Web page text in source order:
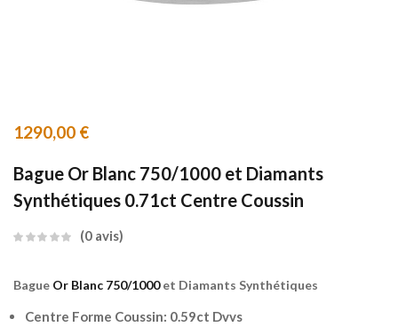
1290,00 €
Bague Or Blanc 750/1000 et Diamants
Synthétiques 0.71ct Centre Coussin
0 avis
Bague Or Blanc 750/1000et Diamants Synthétiques
Centre Forme Coussin: 0.59ct Dvvs